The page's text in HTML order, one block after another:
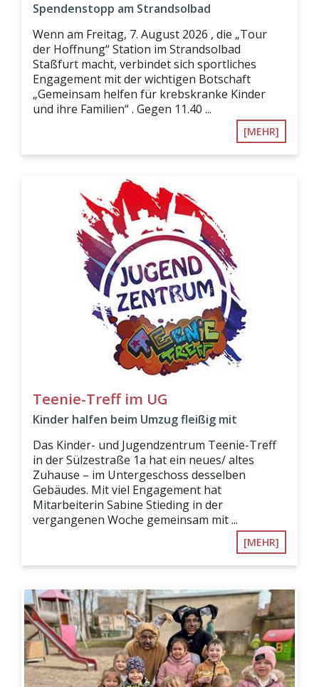
Spendenstopp am Strandsolbad
Wenn am Freitag, 7. August 2026 , die „Tour
der Hoffnung“ Station im Strandsolbad
Staßfurt macht, verbindet sich sportliches
Engagement mit der wichtigen Botschaft
„Gemeinsam helfen für krebskranke Kinder
und ihre Familien“ . Gegen 11.40 ...
[MEHR]
Teenie-Treff im UG
Kinder halfen beim Umzug fleißig mit
Das Kinder- und Jugendzentrum Teenie-Treff
in der Sülzestraße 1a hat ein neues/ altes
Zuhause – im Untergeschoss desselben
Gebäudes. Mit viel Engagement hat
Mitarbeiterin Sabine Stieding in der
vergangenen Woche gemeinsam mit ...
[MEHR]